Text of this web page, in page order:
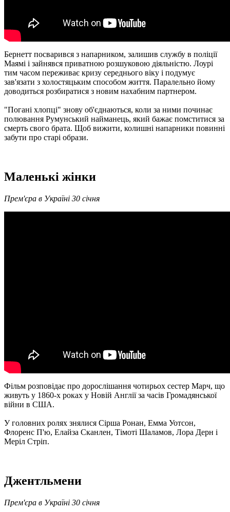
Бернетт посварився з напарником, залишив службу в поліції
Маямі і зайнявся приватною розшуковою діяльністю. Лоурі
тим часом переживає кризу середнього віку і подумує
зав'язати з холостяцьким способом життя. Паралельно йому
доводиться розбиратися з новим нахабним партнером.
"Погані хлопці" знову об'єднаються, коли за ними починає
полювання Румунський найманець, який бажає помститися за
смерть свого брата. Щоб вижити, колишні напарники повинні
забути про старі образи.
Маленькі жінки
Прем'єра в Україні 30 січня
Фільм розповідає про дорослішання чотирьох сестер Марч, що
живуть у 1860-х роках у Новій Англії за часів Громадянської
війни в США.
У головних ролях знялися Сірша Ронан, Емма Уотсон,
Флоренс П'ю, Елайза Сканлен, Тімоті Шаламов, Лора Дерн і
Меріл Стріп.
Джентльмени
Прем'єра в Україні 30 січня